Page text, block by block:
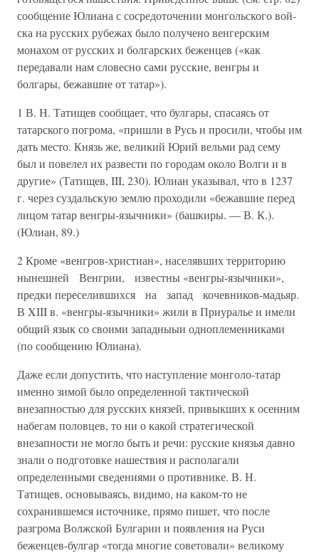
сообщение Юлиана с сосредоточении монгольского вой­
ска на русских рубежах было получено венгерским
монахом от русских и болгарских беженцев («как
передавали нам словесно сами русские, венг­ры и
болгары, бежавшие от татар»).
1 В. Н. Татищев сообщает, что булгары, спасаясь от
татарского погрома, «при­шли в Русь и просили, чтобы им
дать место. Князь же, великий Юрий вельми рад сему
был и повелел их развести по городам около Волги и в
другие» (Татищев, III, 230). Юлиан указывал, что в 1237
г. через суздальскую землю проходили «бежавшие перед
лицом татар венгры-язычники» (башкиры. — В. К.).
(Юлиан, 89.)
2 Кроме «венгров-христиан», населявших территорию
нынешней Венгрии, из­вестны «венгры-язычники»,
предки переселившихся на запад кочевников-мадьяр.
В XIII в. «венгры-язычники» жили в Приуралье и имели
общий язык со своими западныыи одноплеменниками
(по сообщению Юлиана).
Даже если допустить, что наступление монголо-татар
именно зимой было определенной тактической
внезапностью для русских князей, привыкших к осенним
набегам половцев, то ни о какой стратегической
внезапности не могло быть и речи: русские князья давно
знали о подготовке нашествия и располагали
определенными сведениями о противнике. В. Н.
Татищев, основываясь, видимо, на каком-то не
сохранившемся источнике, прямо пишет, что после
разгрома Волжской Булгарии и появления на Ру­си
беженцев-булгар «тогда многие советовали» великому